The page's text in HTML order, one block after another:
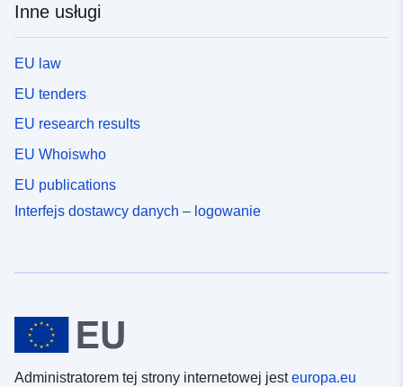
Inne usługi
EU law
EU tenders
EU research results
EU Whoiswho
EU publications
Interfejs dostawcy danych – logowanie
Administratorem tej strony internetowej jesteuropa.eu